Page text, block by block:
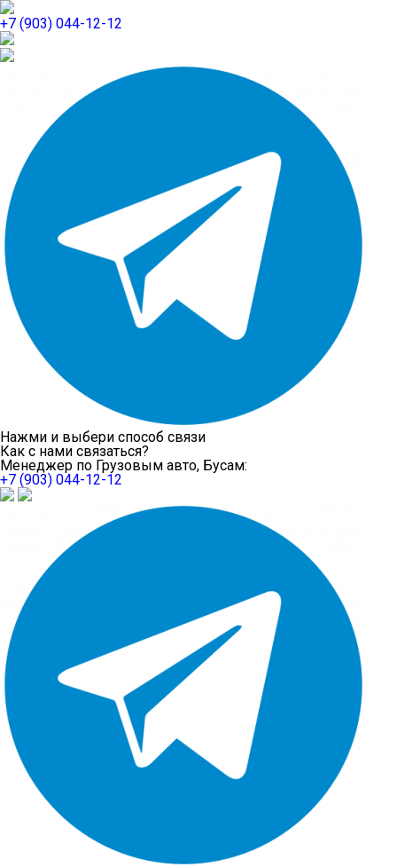
+7 (903) 044-12-12
Нажми и выбери способ связи
Как с нами связаться?
Менеджер по Грузовым авто, Бусам:
+7 (903) 044-12-12